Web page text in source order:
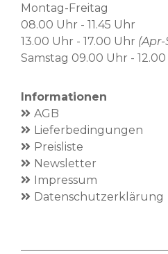
Montag-Freitag
08.00 Uhr - 11.45 Uhr
13.00 Uhr - 17.00 Uhr (Apr-
Samstag 09.00 Uhr -
Informationen
AGB
Lieferbedingungen
Preisliste
Newsletter
Impressum
Datenschutzerklärung